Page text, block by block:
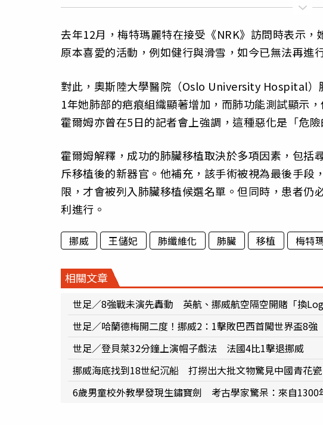
去年12月，梅特瑪麗特在接受《NRK》訪問時表示
原本喜愛的活動，例如健行與滑雪，如今已無法再進
對此，奧斯陸大學醫院（Oslo University Hospital
1年她肺部的疤痕組織顯著增加，而肺功能測試顯示
霍爾姆亦曾在5日的記者會上強調，這種惡化是「危
霍爾姆解釋，成功的肺臟移植取決於多項因素，包括
斥移植後的新器官。他補充，該手術被視為最後手段
限，才會被列入肺臟移植候選名單。但同時，患者仍
利進行。
挪威 王儲妃 肺纖維化 肺臟 移植 梅特
相關文章
世足／8強戰未演先轟動 英航、挪威航空隔空開賭「換
世足／哈蘭德梅開二度！挪威2：1擊敗巴西首闖世界盃8強
世足／登貝萊32分鐘上演帽子戲法 法國4比1擊退挪威
挪威海底找到18世紀沉船 打撈出大批文物驚見中國青花瓷
6歲男童校外教學發現生鏽寶劍 考古學家驚呆：來自1300